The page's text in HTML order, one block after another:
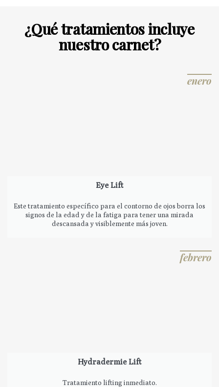
¿Qué tratamientos incluye
nuestro carnet?
enero
Eye Lift
Este tratamiento específico para el contorno de ojos borra los
signos de la edad y de la fatiga para tener una mirada
descansada y visiblemente más joven.
febrero
Hydradermie Lift
Tratamiento lifting inmediato.